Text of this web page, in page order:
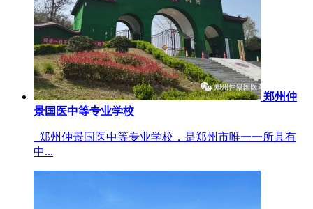
郑州仲
景国医中等专业学校
郑州仲景国医中等专业学校，是郑州市唯一一所具有
中...